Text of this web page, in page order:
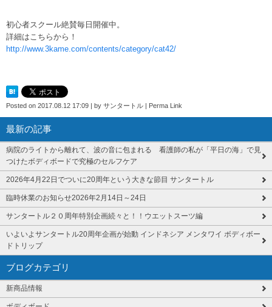
初心者スクール絶賛毎日開催中。
詳細はこちらから！
http://www.3kame.com/contents/category/cat42/
Posted on 2017.08.12 17:09 by サンタートル Perma Link
最新の記事
病院のライトから離れて、波の音に包まれる 看護師の私が「平日の海」で見
つけたボディボードで究極のセルフケア
2026年4月22日でついに20周年という大きな節目 サンタートル
臨時休業のお知らせ2026年2月14日～24日
サンタートル２０周年特別企画続々と！！ウエットスーツ編
いよいよサンタートル20周年企画が始動 インドネシア メンタワイ ボディボー
ドトリップ
ブログカテゴリ
新商品情報